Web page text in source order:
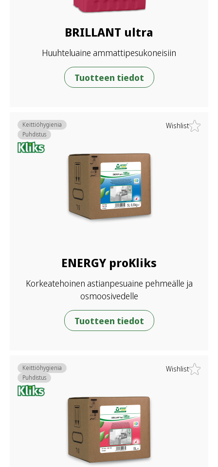
BRILLANT ultra
Huuhteluaine ammattipesukoneisiin
Tuotteen tiedot
Wishlist
ENERGY proKliks
Korkeatehoinen astianpesuaine pehmeälle ja
osmoosivedelle
Keittiöhygienia
Puhdistus
Tuotteen tiedot
Wishlist
Keittiöhygienia
Puhdistus